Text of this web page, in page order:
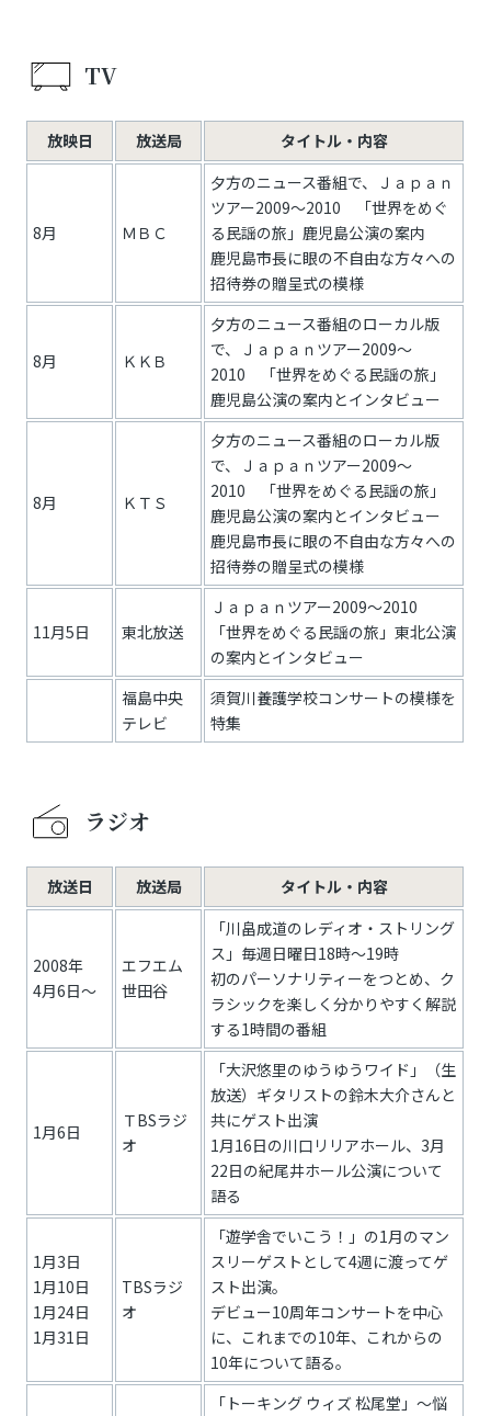
TV
放映日 放送局 タイトル・内容
8月 ＭＢＣ
夕方のニュース番組で、Ｊａｐａｎ
ツアー2009～2010 「世界をめぐ
る民謡の旅」鹿児島公演の案内
鹿児島市長に眼の不自由な方々への
招待券の贈呈式の模様
8月 ＫＫＢ
夕方のニュース番組のローカル版
で、Ｊａｐａｎツアー2009～
2010 「世界をめぐる民謡の旅」
鹿児島公演の案内とインタビュー
8月 ＫＴＳ
夕方のニュース番組のローカル版
で、Ｊａｐａｎツアー2009～
2010 「世界をめぐる民謡の旅」
鹿児島公演の案内とインタビュー
鹿児島市長に眼の不自由な方々への
招待券の贈呈式の模様
11月5日 東北放送
Ｊａｐａｎツアー2009～2010
「世界をめぐる民謡の旅」東北公演
の案内とインタビュー
福島中央
テレビ
須賀川養護学校コンサートの模様を
特集
ラジオ
放送日 放送局 タイトル・内容
2008年
4月6日～
エフエム
世田谷
「川畠成道のレディオ・ストリング
ス」毎週日曜日18時～19時
初のパーソナリティーをつとめ、ク
ラシックを楽しく分かりやすく解説
する1時間の番組
1月6日
ＴBSラジ
オ
「大沢悠里のゆうゆうワイド」（生
放送）ギタリストの鈴木大介さんと
共にゲスト出演
1月16日の川口リリアホール、3月
22日の紀尾井ホール公演について
語る
1月3日
1月10日
1月24日
1月31日
TBSラジ
オ
「遊学舎でいこう！」の1月のマン
スリーゲストとして4週に渡ってゲ
スト出演。
デビュー10周年コンサートを中心
に、これまでの10年、これからの
10年について語る。
「トーキング ウィズ 松尾堂」～悩